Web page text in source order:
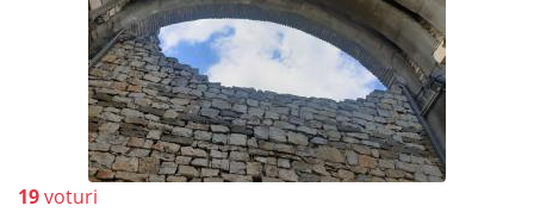
19voturi